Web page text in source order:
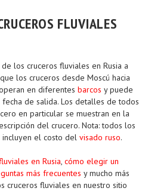
FLUVIALES
los cruceros fluviales en Rusia a
los cruceros desde Moscú hacia
en diferentes barcos y puede
de salida. Los detalles de todos
en particular se muestran en la
del crucero. Nota: todos los
el costo del visado ruso.
en Rusia, cómo elegir un
más frecuentes y mucho más
cruceros fluviales en nuestro sitio